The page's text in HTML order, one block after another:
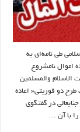
طی نامه‌ای به
اموال نامشروع
والمسلمین
دو فوریتی« اعاده
در گفتگوی
را با آن …